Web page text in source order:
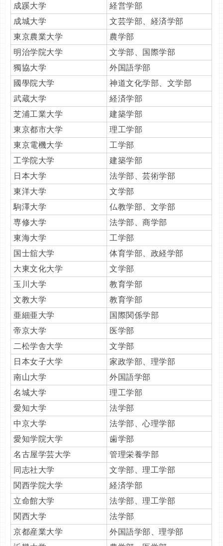
成蹊大学
経営学部
成城大学
文芸学部、経済学部
東京農業大学
農学部
明治学院大学
文学部、国際学部
獨協大学
外国語学部
國學院大学
神道文化学部、文学部
武蔵大学
経済学部
芝浦工業大学
建築学部
東京都市大学
理工学部
東京電機大学
工学部
工学院大学
建築学部
日本大学
法学部、芸術学部
東洋大学
文学部
駒澤大学
仏教学部、文学部
専修大学
法学部、商学部
東海大学
工学部
国士舘大学
体育学部、政経学部
大東文化大学
文学部
玉川大学
教育学部
文教大学
教育学部
亜細亜大学
国際関係学部
帝京大学
医学部
二松学舎大学
文学部
日本女子大学
家政学部、理学部
南山大学
外国語学部
名城大学
理工学部
愛知大学
法学部
中京大学
法学部、心理学部
愛知学院大学
歯学部
名古屋学芸大学
管理栄養学部
同志社大学
文学部、理工学部
関西学院大学
経済学部
立命館大学
法学部、理工学部
関西大学
法学部
京都産業大学
外国語学部、理学部